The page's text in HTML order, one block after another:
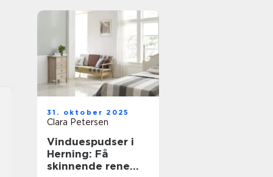
31. oktober 2025
Clara Petersen
Vinduespudser i
Herning: Få
skinnende rene